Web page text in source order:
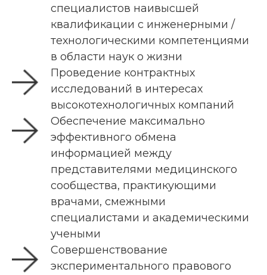
специалистов наивысшей
квалификации с инженерными /
технологическими компетенциями
в области наук о жизни
Проведение контрактных
исследований в интересах
высокотехнологичных компаний
Обеспечение максимально
эффективного обмена
информацией между
представителями медицинского
сообщества, практикующими
врачами, смежными
специалистами и академическими
учеными
Совершенствование
экспериментального правового